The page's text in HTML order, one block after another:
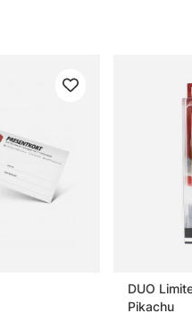
DUO
Pikachu